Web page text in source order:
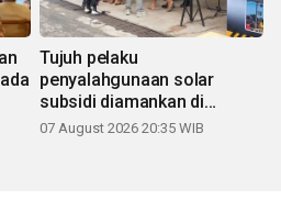
Tujuh pelaku
penyalahgunaan solar
subsidi diamankan di
Sumbar
07 August 2026 20:35 WIB